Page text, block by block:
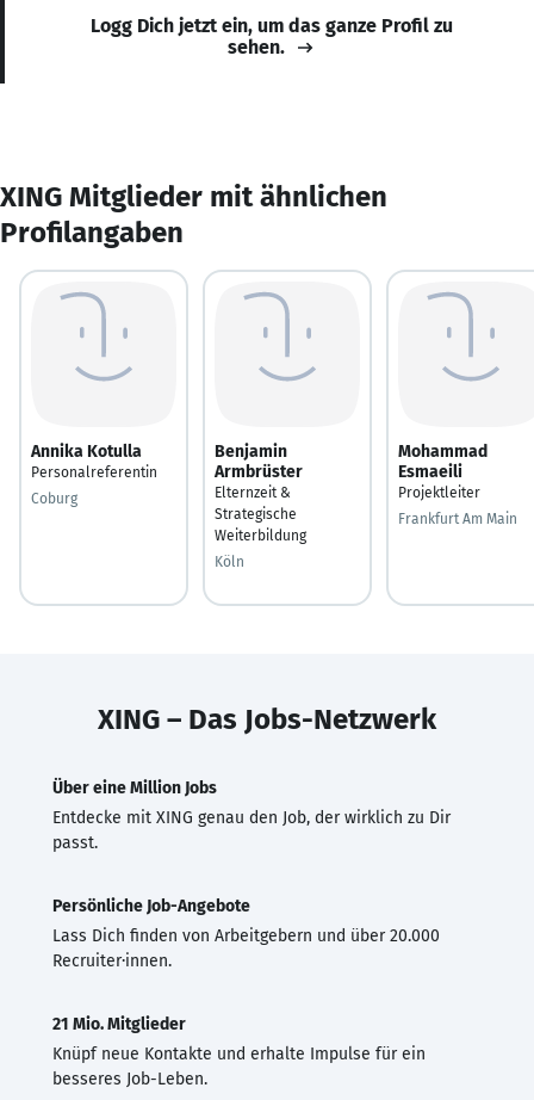
Logg Dich jetzt ein, um das ganze Profil zu
sehen.
XING Mitglieder mit ähnlichen
Profilangaben
Annika Kotulla
Personalreferentin
Coburg
Benjamin
Armbrüster
Elternzeit &
Strategische
Weiterbildung
Köln
Mohammad
Esmaeili
Projektleiter
Frankfurt Am Main
XING – Das Jobs-Netzwerk
Über eine Million Jobs
Entdecke mit XING genau den Job, der wirklich zu Dir
passt.
Persönliche Job-Angebote
Lass Dich finden von Arbeitgebern und über 20.000
Recruiter·innen.
21 Mio. Mitglieder
Knüpf neue Kontakte und erhalte Impulse für ein
besseres Job-Leben.